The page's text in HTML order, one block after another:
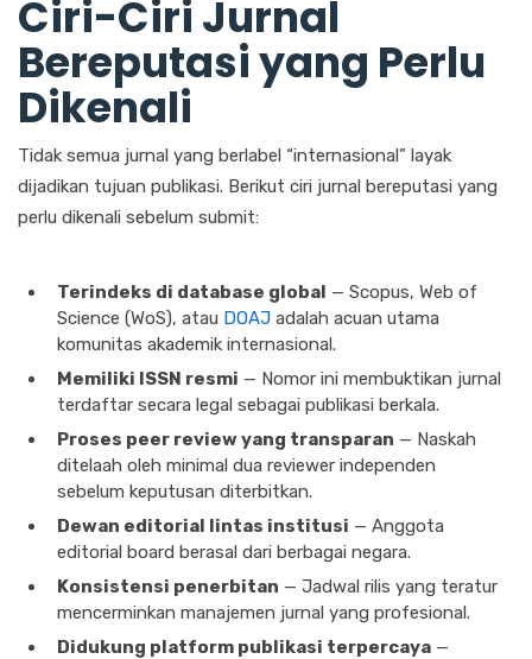
Ciri-Ciri Jurnal
Bereputasi yang Perlu
Dikenali
Tidak semua jurnal yang berlabel “internasional” layak
dijadikan tujuan publikasi. Berikut ciri jurnal bereputasi yang
perlu dikenali sebelum submit:
Terindeks di database global — Scopus, Web of
Science (WoS), atau DOAJ adalah acuan utama
komunitas akademik internasional.
Memiliki ISSN resmi — Nomor ini membuktikan jurnal
terdaftar secara legal sebagai publikasi berkala.
Proses peer review yang transparan — Naskah
ditelaah oleh minimal dua reviewer independen
sebelum keputusan diterbitkan.
Dewan editorial lintas institusi — Anggota
editorial board berasal dari berbagai negara.
Konsistensi penerbitan — Jadwal rilis yang teratur
mencerminkan manajemen jurnal yang profesional.
Didukung platform publikasi terpercaya —